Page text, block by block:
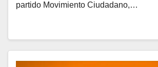
partido Movimiento Ciudadano,…